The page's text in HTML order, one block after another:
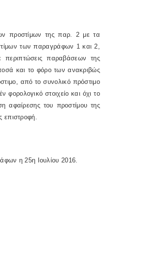
προστίμων της παρ. 2 με τα
των παραγράφων 1 και 2,
περιπτώσεις παραβάσεων της
και το φόρο των ανακριβώς
από το συνολικό πρόστιμο
στοιχείο και όχι το
αφαίρεσης του προστίμου της
επιστροφή.
η 25η Ιουλίου 2016.